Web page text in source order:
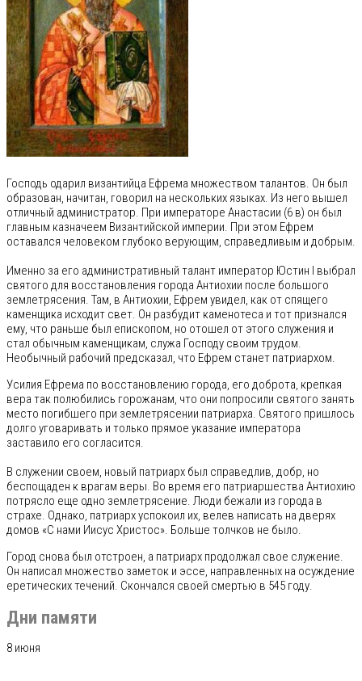
Господь одарил византийца Ефрема множеством талантов. Он был
образован, начитан, говорил на нескольких языках. Из него вышел
отличный администратор. При императоре Анастасии (6 в) он был
главным казначеем Византийской империи. При этом Ефрем
оставался человеком глубоко верующим, справедливым и добрым.
Именно за его административный талант император Юстин I выбрал
святого для восстановления города Антиохии после большого
землетрясения. Там, в Антиохии, Ефрем увидел, как от спящего
каменщика исходит свет. Он разбудит каменотеса и тот признался
ему, что раньше был епископом, но отошел от этого служения и
стал обычным каменщикам, служа Господу своим трудом.
Необычный рабочий предсказал, что Ефрем станет патриархом.
Усилия Ефрема по восстановлению города, его доброта, крепкая
вера так полюбились горожанам, что они попросили святого занять
место погибшего при землетрясении патриарха. Святого пришлось
долго уговаривать и только прямое указание императора
заставило его согласится.
В служении своем, новый патриарх был справедлив, добр, но
беспощаден к врагам веры. Во время его патриаршества Антиохию
потрясло еще одно землетрясение. Люди бежали из города в
страхе. Однако, патриарх успокоил их, велев написать на дверях
домов «С нами Иисус Христос». Больше толчков не было.
Город снова был отстроен, а патриарх продолжал свое служение.
Он написал множество заметок и эссе, направленных на осуждение
еретических течений. Скончался своей смертью в 545 году.
Дни памяти
8 июня